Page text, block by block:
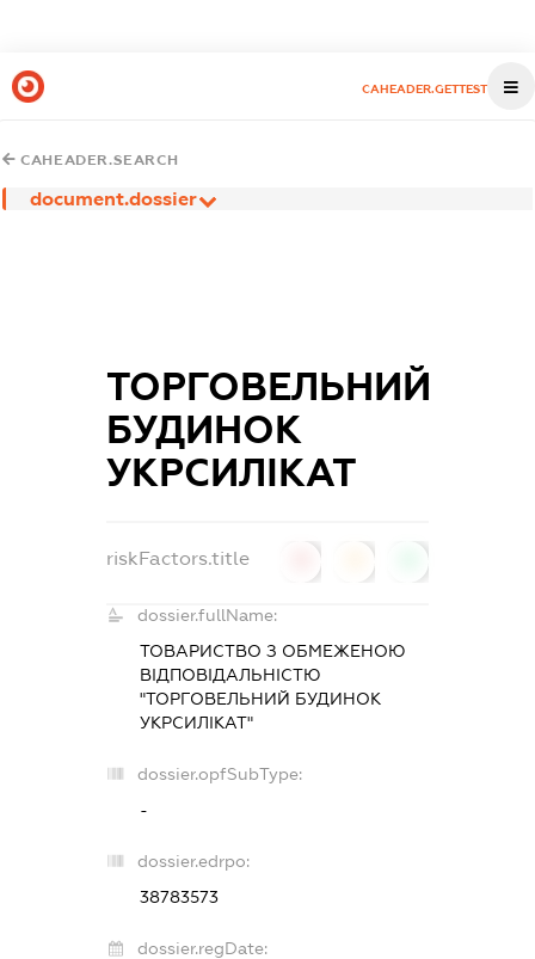
CAHEADER.GETTEST
CAHEADER.SEARCH
document.dossier
ТОРГОВЕЛЬНИЙ
БУДИНОК
УКРСИЛІКАТ
riskFactors.title
dossier.fullName:
ТОВАРИСТВО З ОБМЕЖЕНОЮ
ВІДПОВІДАЛЬНІСТЮ
"ТОРГОВЕЛЬНИЙ БУДИНОК
УКРСИЛІКАТ"
dossier.opfSubType:
-
dossier.edrpo:
38783573
dossier.regDate: